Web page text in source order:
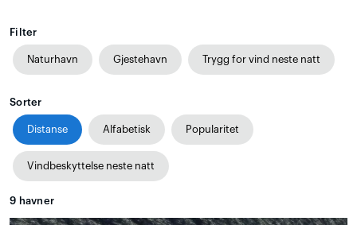
Filter
Naturhavn Gjestehavn Trygg for vind neste natt
Sorter
Distanse Alfabetisk Popularitet
Vindbeskyttelse neste natt
9 havner